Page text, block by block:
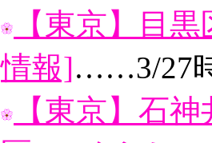
【東京】目
情報]……3/27
【東京】石